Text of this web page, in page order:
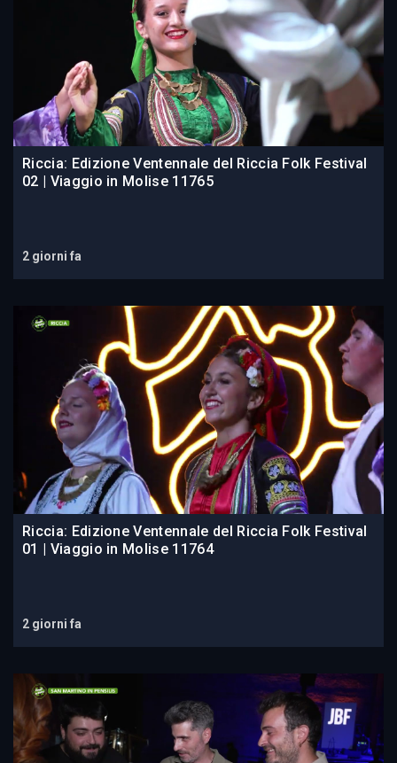
Riccia: Edizione Ventennale del Riccia Folk Festival
02 | Viaggio in Molise 11765
2 giorni fa
Riccia: Edizione Ventennale del Riccia Folk Festival
01 | Viaggio in Molise 11764
2 giorni fa